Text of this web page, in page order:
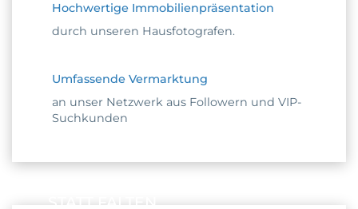
Hochwertige Immobilienpräsentation
durch unseren Hausfotografen.
Umfassende Vermarktung
an unser Netzwerk aus Followern und VIP-
Suchkunden